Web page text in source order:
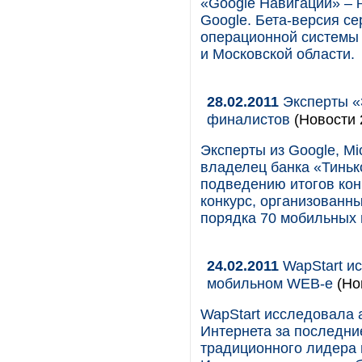
«Google Навигации» –
Google. Бета-версия
операционной
и Московской области.
28.02.2011 Эксперты
финалистов (Новости
Эксперты из Google,
владелец банка
подведению итогов
конкурс,
порядка 70 мобильных
24.02.2011 WapStart
мобильном WEB-е
WapStart исследовала
Интернета за
традиционного